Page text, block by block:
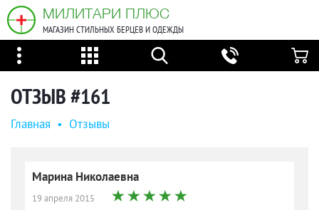
МИЛИТАРИ ПЛЮС
МАГАЗИН СТИЛЬНЫХ БЕРЦЕВ И ОДЕЖДЫ
ОТЗЫВ #161
Главная • Oтзывы
Марина Николаевна
19 апреля 2015